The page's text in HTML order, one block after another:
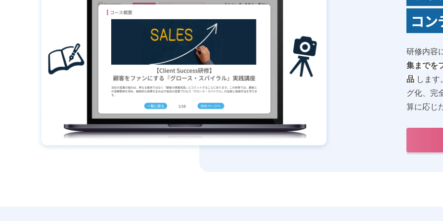
コ
研修内容
集までを
品 しま
グ化、完
算に応じ